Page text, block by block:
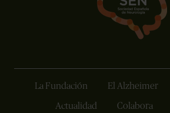
La Fundación El Alzheimer
Actualidad Colabora